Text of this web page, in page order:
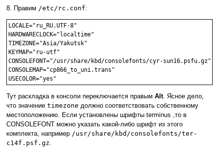
8. Правим /etc/rc.conf:
LOCALE="ru_RU.UTF-8"
HARDWARECLOCK="localtime"
TIMEZONE="Asia/Yakutsk"
KEYMAP="ru-utf"
CONSOLEFONT="/usr/share/kbd/consolefonts/cyr-sun16.psfu.gz"
CONSOLEMAP="cp866_to_uni.trans"
Тут раскладка в консоли переключается правым Alt. Ясное дело,
что значение timezone должно соответствовать собственному
местоположению. Если установлены шрифты terminus ,то в
CONSOLEFONT можно указать какой-либо шрифт из этого
комплекта, например /usr/share/kbd/consolefonts/ter-
c14f.psf.gz.